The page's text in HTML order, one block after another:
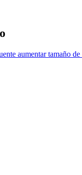
aumentar tamaño